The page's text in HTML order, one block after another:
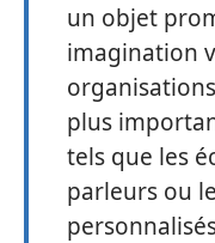
un objet
imagination
plus
tels que les
parleurs ou